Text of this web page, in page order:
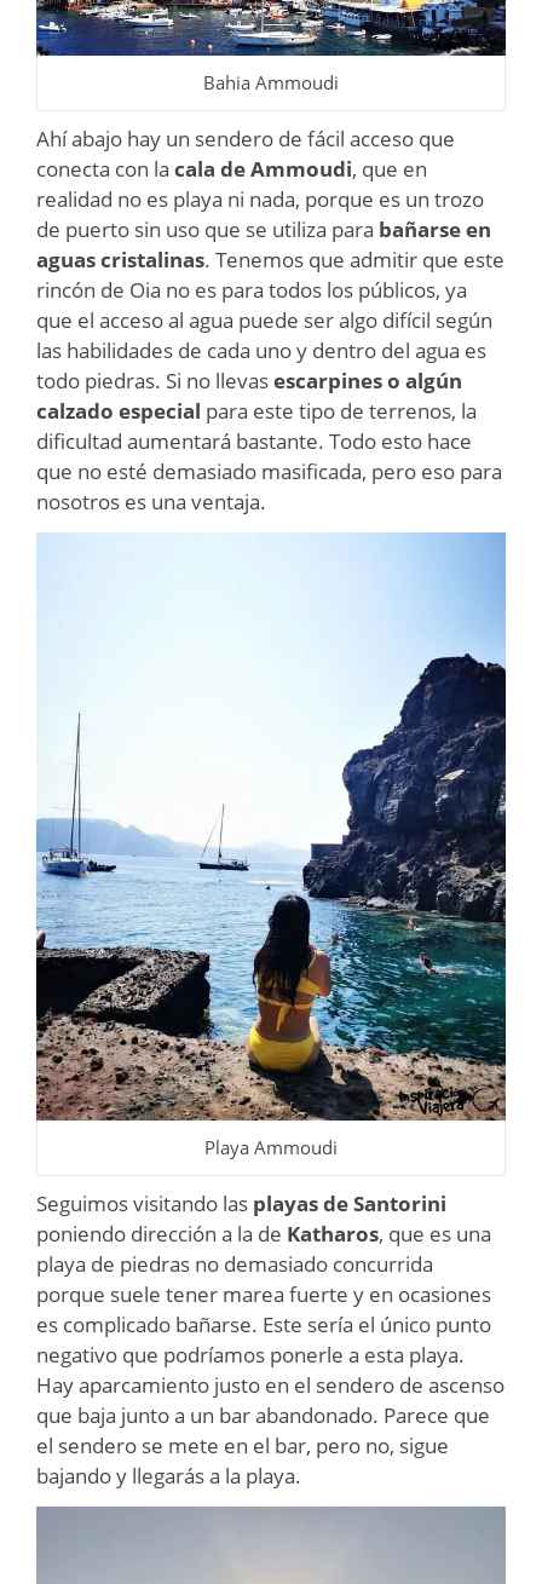
Bahia Ammoudi
Ahí abajo hay un sendero de fácil acceso que
conecta con la cala de Ammoudi, que en
realidad no es playa ni nada, porque es un trozo
de puerto sin uso que se utiliza para bañarse en
aguas cristalinas. Tenemos que admitir que este
rincón de Oia no es para todos los públicos, ya
que el acceso al agua puede ser algo difícil según
las habilidades de cada uno y dentro del agua es
todo piedras. Si no llevasescarpines o algún
calzado especial para este tipo de terrenos, la
dificultad aumentará bastante. Todo esto hace
que no esté demasiado masificada, pero eso para
nosotros es una ventaja.
Playa Ammoudi
Seguimos visitando las playas de Santorini
poniendo dirección a la de Katharos, que es una
playa de piedras no demasiado concurrida
porque suele tener marea fuerte y en ocasiones
es complicado bañarse. Este sería el único punto
negativo que podríamos ponerle a esta playa.
Hay aparcamiento justo en el sendero de ascenso
que baja junto a un bar abandonado. Parece que
el sendero se mete en el bar, pero no, sigue
bajando y llegarás a la playa.